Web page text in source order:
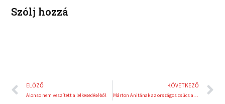
Szólj hozzá
Előző
ELŐZŐ
Alonso nem veszített a lelkesedéséből
KÖVETKEZŐ
Márton Anitának az országos csúcs a célja